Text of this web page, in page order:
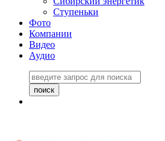
Ступеньки
Фото
Компании
Видео
Аудио